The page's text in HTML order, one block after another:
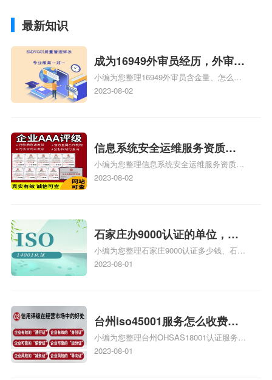
最新知识
成为16949外审员经历，外审员
16949
小编为您整理16949外审员含金量、怎么才
能成为注册的TS16949:2009的外审员、我
2023-08-02
信息系统安全运维服务资质二
级费用，信息系统安全运维服
务资质二级
小编为您整理信息系统安全运维服务资质认
证证书机构有哪些、安全运维服务资质的费
体系认证知识，详情可查看下方正文！
2023-08-02
石家庄办9000认证的单位，石
家庄9000认证的公司
小编为您整理石家庄9000认证多少钱、石家
庄9000认证价格多少钱、石家庄9000认证
2023-08-01
台州iso45001服务怎么收费，
台州iso45001认证服务怎么收
费
小编为您整理台州OHSAS18001认证服务中
心哪家收费便宜、台州ISO9000认证，哪个
2023-08-01